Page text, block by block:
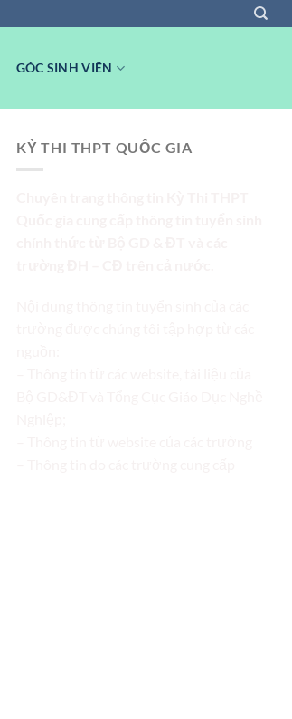
GÓC SINH VIÊN
KỲ THI THPT QUỐC GIA